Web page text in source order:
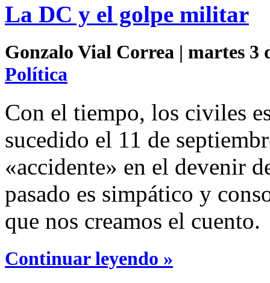
La DC y el golpe militar
Gonzalo Vial Correa | martes 3
Política
Con el tiempo, los civiles
sucedido el 11 de
«accidente» en el devenir
pasado es simpático y
que nos creamos el cuento.
Continuar leyendo »